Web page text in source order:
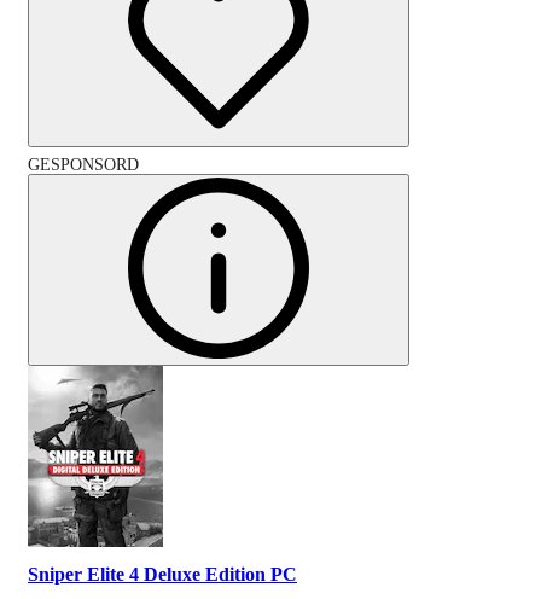
GESPONSORD
Sniper Elite 4 Deluxe Edition PC